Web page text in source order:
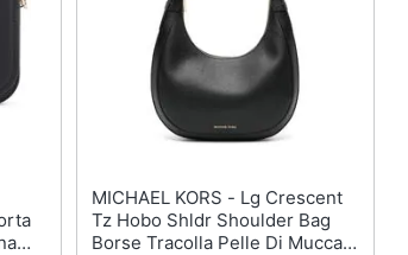
MICHAEL KORS - Lg Crescent
Tz Hobo Shldr Shoulder Bag
Borse Tracolla Pelle Di Mucca